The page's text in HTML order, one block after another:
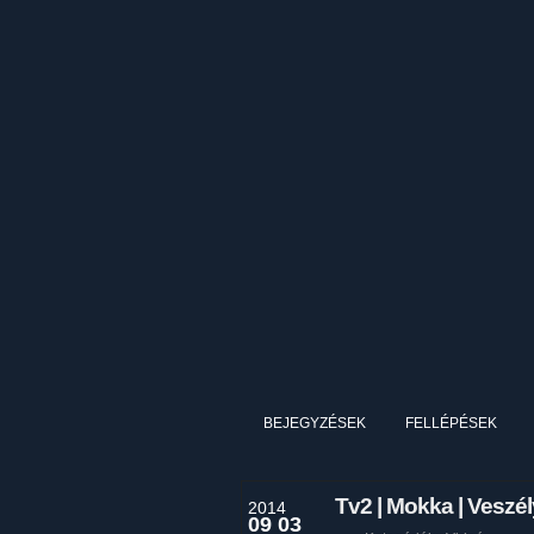
BEJEGYZÉSEK FELLÉPÉSEK
2014
09 03
Tv2 | Mokka |